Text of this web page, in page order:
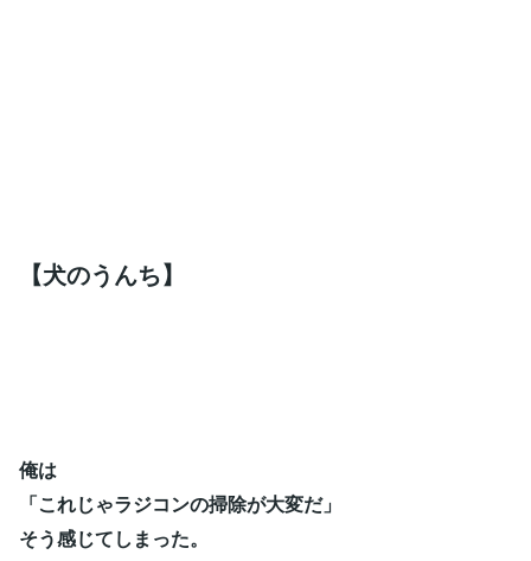
【犬のうんち】
俺は
「これじゃラジコンの掃除が大変だ」
そう感じてしまった。